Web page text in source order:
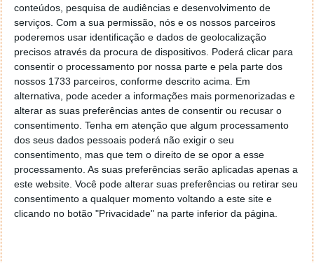
conteúdos, pesquisa de audiências e desenvolvimento de
serviços. Com a sua permissão, nós e os nossos parceiros
poderemos usar identificação e dados de geolocalização
precisos através da procura de dispositivos. Poderá clicar para
consentir o processamento por nossa parte e pela parte dos
nossos 1733 parceiros, conforme descrito acima. Em
alternativa, pode aceder a informações mais pormenorizadas e
alterar as suas preferências antes de consentir ou recusar o
consentimento. Tenha em atenção que algum processamento
dos seus dados pessoais poderá não exigir o seu
consentimento, mas que tem o direito de se opor a esse
processamento. As suas preferências serão aplicadas apenas a
este website. Você pode alterar suas preferências ou retirar seu
consentimento a qualquer momento voltando a este site e
clicando no botão "Privacidade" na parte inferior da página.
O Confort Bean utiliza um formato ergonómico em
forma de feijão que se molda perfeitamente às
diferentes curvaturas do ouvido humano. Por sua
vez, a Acoustic Ball foi concebida com base nas
formas do ouvido de diversos utilizadores para obter
um tamanho ideal.
Já o C-Bridge Design, que conecta as duas partes,
possui um sensor adaptativo que reconhece e ajusta